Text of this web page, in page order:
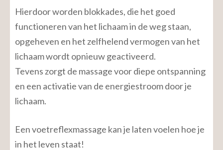
Hierdoor worden blokkades, die het goed
functioneren van het lichaam in de weg staan,
opgeheven en het zelfhelend vermogen van het
lichaam wordt opnieuw geactiveerd.
Tevens zorgt de massage voor diepe ontspanning
en een activatie van de energiestroom door je
lichaam.
Een voetreflexmassage kan je laten voelen hoe je
in het leven staat!